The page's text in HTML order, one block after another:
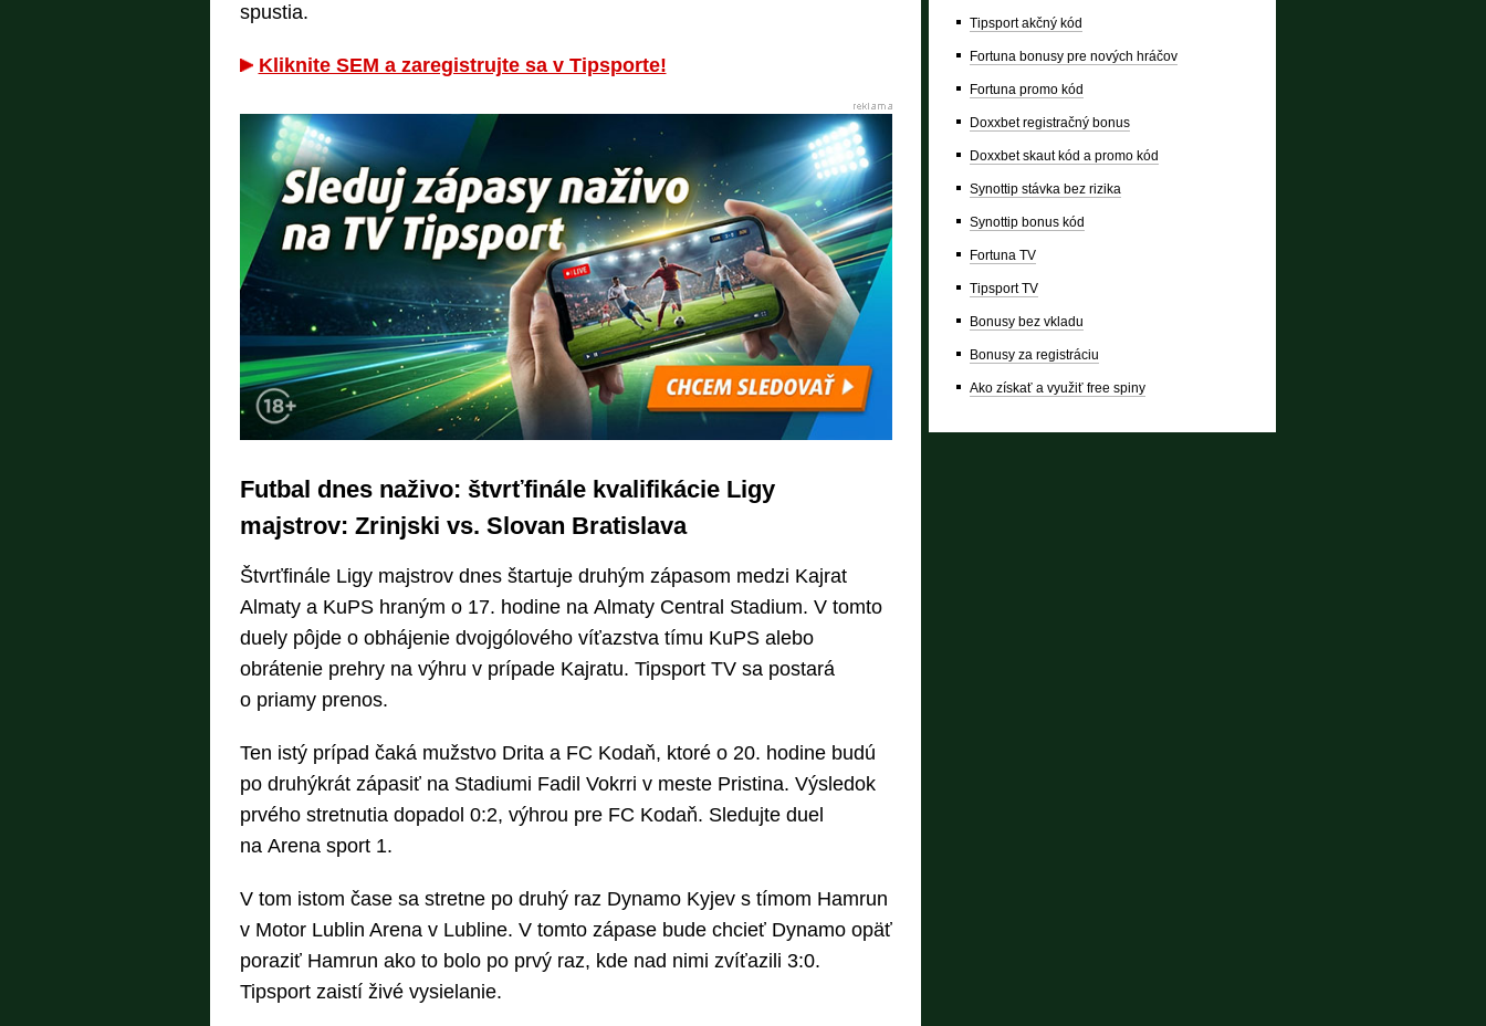
spustia.
Kliknite SEM a zaregistrujte sa v Tipsporte!
Futbal dnes naživo: štvrťfinále kvalifikácie Ligy
majstrov: Zrinjski vs. Slovan Bratislava
Štvrťfinále Ligy majstrov dnes štartuje druhým zápasom medzi Kajrat
Almaty a KuPS hraným o 17. hodine na Almaty Central Stadium. V tomto
duely pôjde o obhájenie dvojgólového víťazstva tímu KuPS alebo
obrátenie prehry na výhru v prípade Kajratu. Tipsport TV sa postará
o priamy prenos.
Ten istý prípad čaká mužstvo Drita a FC Kodaň, ktoré o 20. hodine budú
po druhýkrát zápasiť na Stadiumi Fadil Vokrri v meste Pristina. Výsledok
prvého stretnutia dopadol 0:2, výhrou pre FC Kodaň. Sledujte duel
na Arena sport 1.
V tom istom čase sa stretne po druhý raz Dynamo Kyjev s tímom Hamrun
v Motor Lublin Arena v Lubline. V tomto zápase bude chcieť Dynamo opäť
poraziť Hamrun ako to bolo po prvý raz, kde nad nimi zvíťazili 3:0.
Tipsport zaistí živé vysielanie.
Tipsport akčný kód
Fortuna bonusy pre nových hráčov
Fortuna promo kód
Doxxbet registračný bonus
Doxxbet skaut kód a promo kód
Synottip stávka bez rizika
Synottip bonus kód
Fortuna TV
Tipsport TV
Bonusy bez vkladu
Bonusy za registráciu
Ako získať a využiť free spiny